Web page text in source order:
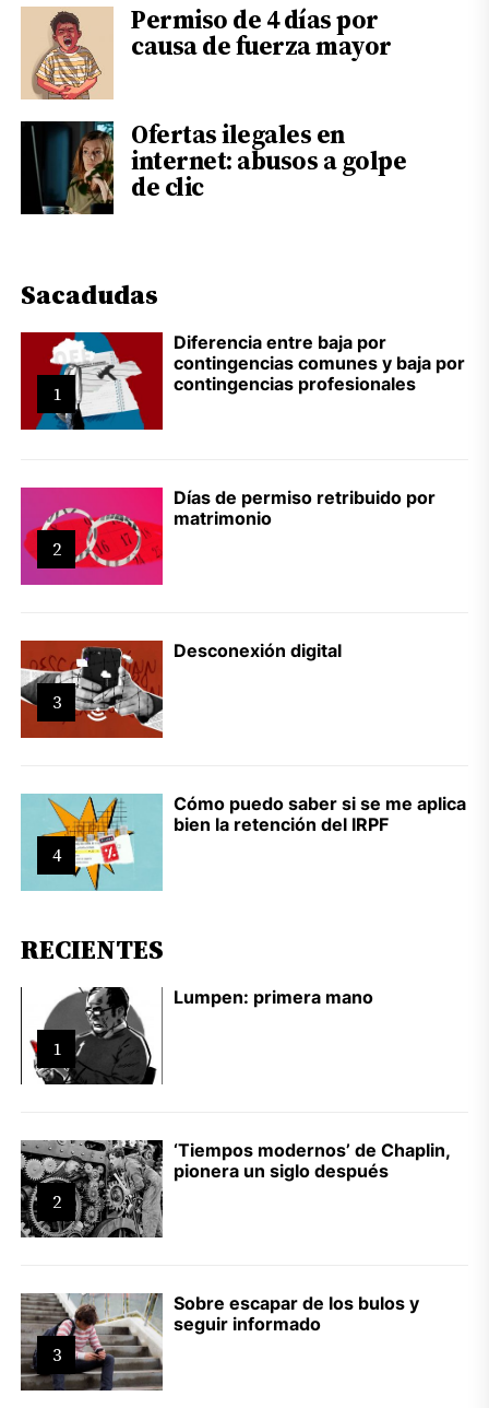
Permiso de 4 días por
causa de fuerza mayor
Ofertas ilegales en
internet: abusos a golpe
de clic
Sacadudas
1
Diferencia entre baja por
contingencias comunes y baja por
contingencias profesionales
2
Días de permiso retribuido por
matrimonio
3
Desconexión digital
4
Cómo puedo saber si se me aplica
bien la retención del IRPF
RECIENTES
1
Lumpen: primera mano
2
‘Tiempos modernos’ de Chaplin,
pionera un siglo después
3
Sobre escapar de los bulos y
seguir informado